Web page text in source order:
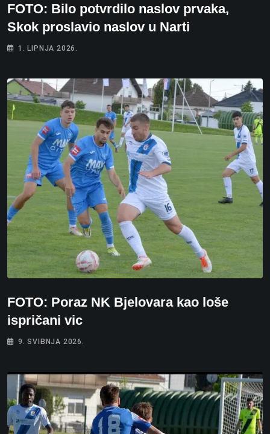
FOTO: Bilo potvrdilo naslov prvaka,
Skok proslavio naslov u Narti
1. LIPNJA 2026.
FOTO: Poraz NK Bjelovara kao loše
ispričani vic
9. SVIBNJA 2026.